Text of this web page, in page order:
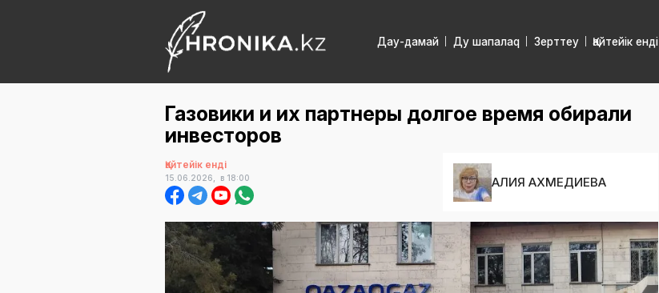
Дау-дамай Ду шапалаq Зерттеу Қайтейік енді
Газовики и их партнеры долгое время обирали
инвесторов
Қайтейік енді
15.06.2026, в 18:00 АЛИЯ АХМЕДИЕВА